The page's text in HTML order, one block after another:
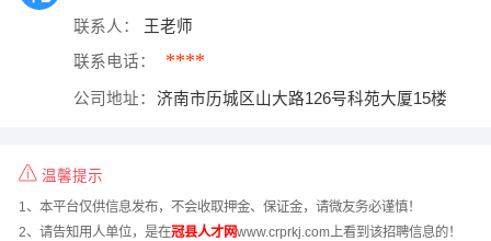
联系人： 王老师
联系电话： ****
公司地址： 济南市历城区山大路126号科苑大厦15楼
温馨提示
1、本平台仅供信息发布，不会收取押金、保证金，请微友务必谨慎！
2、请告知用人单位，是在冠县人才网www.crprkj.com上看到该招聘信息的！